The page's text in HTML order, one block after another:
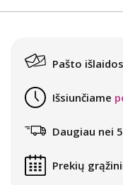
Pašto išlaidos
Išsiunčiame
Daugiau nei
Prekių